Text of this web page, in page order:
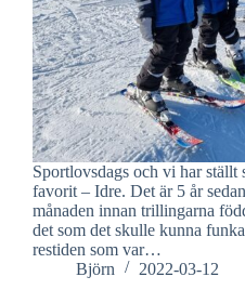
Sportlovsdags och vi har ställt
favorit – Idre. Det är 5 år
månaden innan trillingarna
det som det skulle kunna
restiden som var…
Björn
2022-03-12